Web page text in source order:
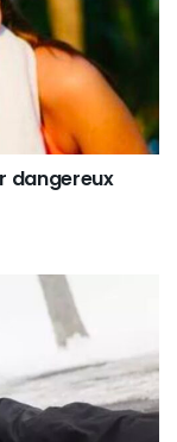
dangereux